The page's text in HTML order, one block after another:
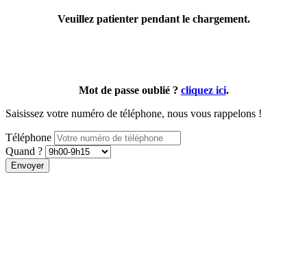
Veuillez patienter pendant le chargement.
Mot de passe oublié ? cliquez ici.
Saisissez votre numéro de téléphone, nous vous rappelons !
Téléphone
Quand ?
Envoyer